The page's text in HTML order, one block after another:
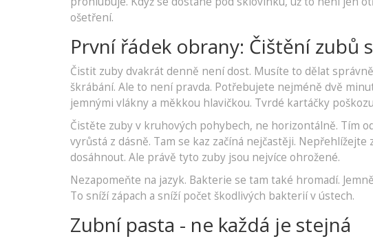
ošetření.
První řádek obrany: Čištění zubů
Čistit zuby dvakrát denně není dost. Musíte to dělat
škrábání. Ale to není pravda. Potřebujete nejméně dvě
jemnými vlákny a měkkou hlavičkou. Tvrdé kartáčky
Čistěte zuby v kruhových pohybech, ne horizontálně. Tím
vyrůstá z dásně. Tam se kaz začíná nejčastěji.
dosáhnout. Ale právě tyto zuby jsou nejvíce ohrožené.
Nezapomeňte na jazyk. Bakterie se tam také hromadí.
To sníží zápach a sníží počet škodlivých bakterií v ústech.
Zubní pasta - ne každá je stejná